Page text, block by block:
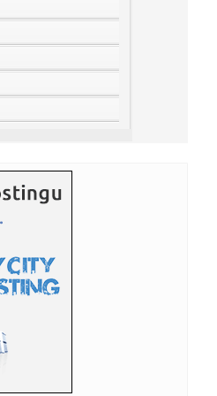
čoveka koji je dao ime
da opada: Komšije u problemu
propao transfer karijere u
Borba sa vatrom u Deliblatskoj
patike do 8.000 dinara idealne
PRIČU: Crno-beli među retkima